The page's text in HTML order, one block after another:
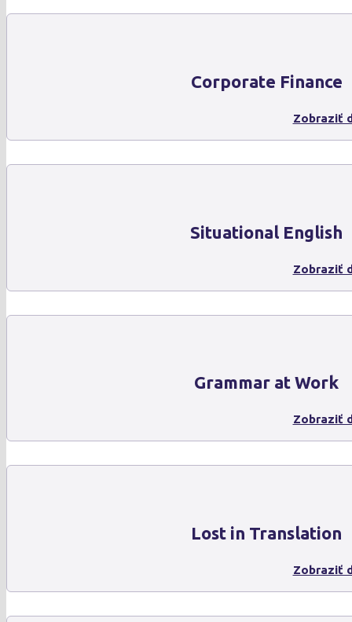
Corporate Finance
Zobraziť
Situational English
Zobraziť
Grammar at Work
Zobraziť
Lost in Translation
Zobraziť